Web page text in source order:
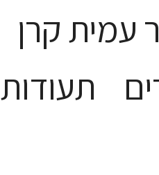
עמית קרן
תעודות